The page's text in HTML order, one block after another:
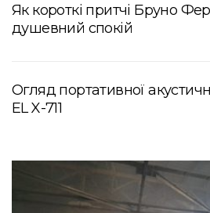
Як короткі притчі Бруно
душевний спокій
Огляд портативної
EL X-711